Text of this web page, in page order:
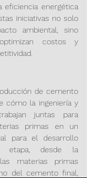
energética
iniciativas no solo
ambiental, sino
costos y
de cemento
cómo la ingeniería y
juntas para
primas en un
para el desarrollo
etapa, desde la
materias primas
del cemento final,